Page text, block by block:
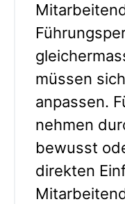
müssen
anpassen.
nehmen
bewusst
direkten